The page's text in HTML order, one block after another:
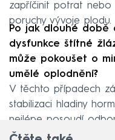
zapříčinit potrat
poruchy vývoje plodu.
Po jak dlouhé době
dysfunkce štítné
může pokoušet o
umělé oplodnění?
V těchto případech
stabilizaci hladiny
nejlépe posoudí